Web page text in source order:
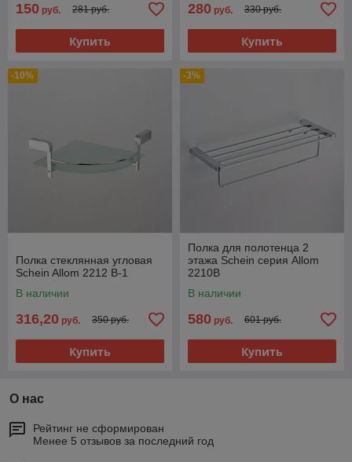
150 руб. 281 руб.
Купить
280 руб. 330 руб.
Купить
-10%
Полка стеклянная угловая
Schein Allom 2212 В-1
В наличии
316,20 руб. 350 руб.
Купить
-3%
Полка для полотенца 2
этажа Schein серия Allom
2210В
В наличии
580 руб. 601 руб.
Купить
О нас
Рейтинг не сформирован
Менее 5 отзывов за последний год